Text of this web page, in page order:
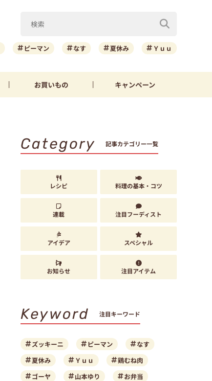
ピーマン なす 夏休み Ｙｕｕ
お買いもの キャンペーン
Category 記事カテゴリー一覧
レシピ 料理の基本・コツ
連載 注目フーディスト
アイデア スペシャル
お知らせ 注目アイテム
Keyword 注目キーワード
ズッキーニ ピーマン
なす
夏休み
Ｙｕｕ
鶏むね肉
ゴーヤ
山本ゆり
お弁当